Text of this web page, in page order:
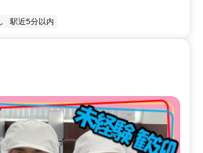
駅近5分以内